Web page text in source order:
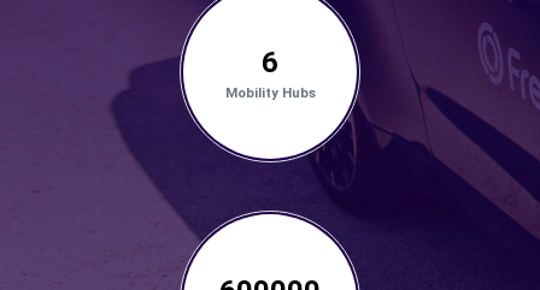
6
Mobility Hubs